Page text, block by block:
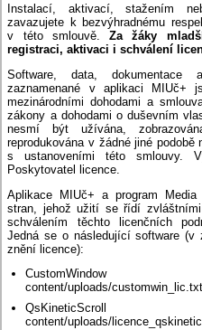
Instalací, aktivací, stažením
zavazujete k bezvýhradnému
v této smlouvě.Za žáky
registraci, aktivaci i schválení
Software, data,
zaznamenané v aplikaci MIUč+
mezinárodními dohodami a
zákony a dohodami o duševním
nesmí být užívána,
reprodukována v žádné jiné
s ustanoveními této smlouvy.
Poskytovatel licence.
Aplikace MIUč+ a program
stran, jehož užití se řídí
schválením těchto licenčních
Jedná se o následující software (v
znění licence):
CustomWindow
content/uploads/
QsKineticScroll
content/uploads/